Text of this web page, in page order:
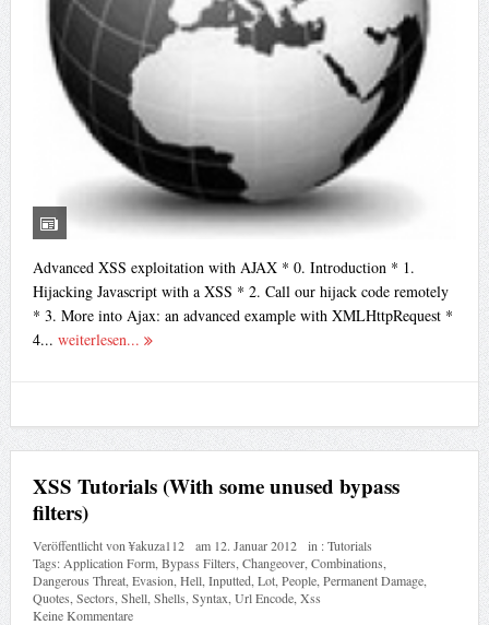
Advanced XSS exploitation with AJAX * 0. Introduction * 1.
Hijacking Javascript with a XSS * 2. Call our hijack code remotely
* 3. More into Ajax: an advanced example with XMLHttpRequest *
4... weiterlesen...
XSS Tutorials (With some unused bypass
filters)
Veröffentlicht von¥akuza112 am 12. Januar 2012 in :Tutorials
Tags: Application Form, Bypass Filters Changeover, Combinations
Dangerous Threat, Evasion Hell, Inputted, Lot, People, Permanent Damage,
Quotes Sectors Shell, Shells Syntax Url Encode, Xss
Keine Kommentare